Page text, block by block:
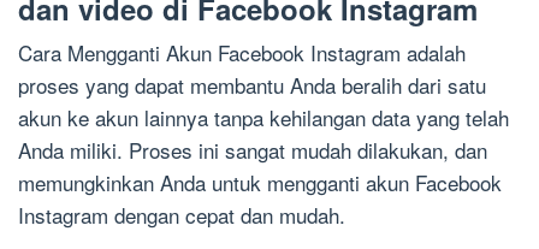
dan video di Facebook Instagram
Cara Mengganti Akun Facebook Instagram adalah
proses yang dapat membantu Anda beralih dari satu
akun ke akun lainnya tanpa kehilangan data yang telah
Anda miliki. Proses ini sangat mudah dilakukan, dan
memungkinkan Anda untuk mengganti akun Facebook
Instagram dengan cepat dan mudah.